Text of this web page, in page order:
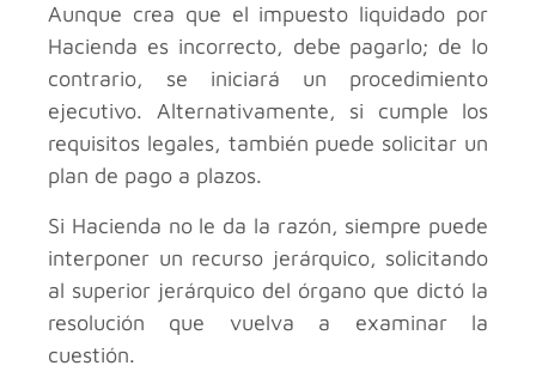
Aunque crea que el impuesto liquidado por
Hacienda es incorrecto, debe pagarlo; de lo
contrario, se iniciará un procedimiento
ejecutivo. Alternativamente, si cumple los
requisitos legales, también puede solicitar un
plan de pago a plazos.
Si Hacienda no le da la razón, siempre puede
interponer un recurso jerárquico, solicitando
al superior jerárquico del órgano que dictó la
resolución que vuelva a examinar la
cuestión.